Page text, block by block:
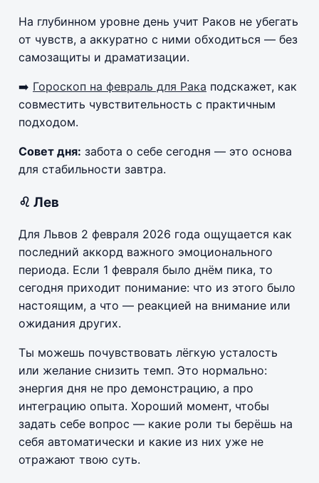
На глубинном уровне день учит Раков не убегать
от чувств, а аккуратно с ними обходиться — без
самозащиты и драматизации.
➡️ Гороскоп на февраль для Рака подскажет, как
совместить чувствительность с практичным
подходом.
Совет дня: забота о себе сегодня — это основа
для стабильности завтра.
♌ Лев
Для Львов 2 февраля 2026 года ощущается как
последний аккорд важного эмоционального
периода. Если 1 февраля было днём пика, то
сегодня приходит понимание: что из этого было
настоящим, а что — реакцией на внимание или
ожидания других.
Ты можешь почувствовать лёгкую усталость
или желание снизить темп. Это нормально:
энергия дня не про демонстрацию, а про
интеграцию опыта. Хороший момент, чтобы
задать себе вопрос — какие роли ты берёшь на
себя автоматически и какие из них уже не
отражают твою суть.